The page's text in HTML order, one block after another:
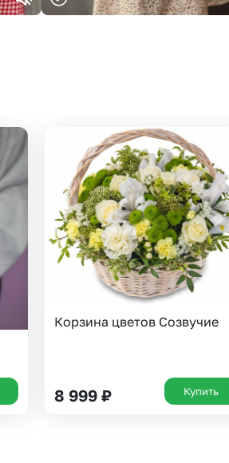
Корзина цветов Созвучие
8 999 ₽ Купить